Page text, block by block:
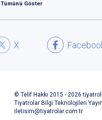
Tümünü Göster
X
© Telif Hakkı 2015 - 2026
Tiyatrolar Bilgi Teknolojileri
iletisim@tiyatrolar.com.tr